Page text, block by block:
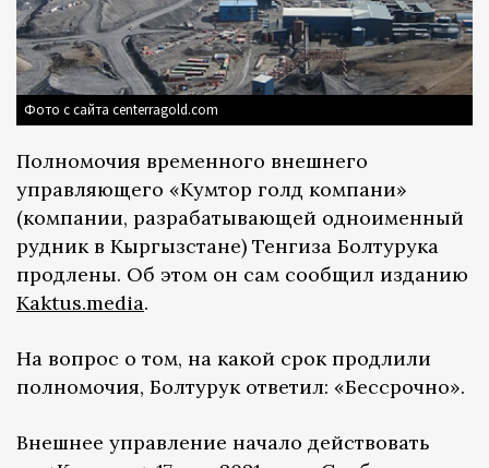
Фото с сайта centerragold.com
Полномочия временного внешнего
управляющего «Кумтор голд компани»
(компании, разрабатывающей одноименный
рудник в Кыргызстане) Тенгиза Болтурука
продлены. Об этом он сам сообщил изданию
Kaktus.media.
На вопрос о том, на какой срок продлили
полномочия, Болтурук ответил: «Бессрочно».
Внешнее управление начало действовать